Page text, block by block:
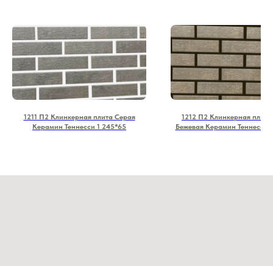
1211 П2 Клинкерная плита Серая
Керамин Теннесси 1 245*65
1212 П2 Клинкерная
Бежевая Керамин Теннесси